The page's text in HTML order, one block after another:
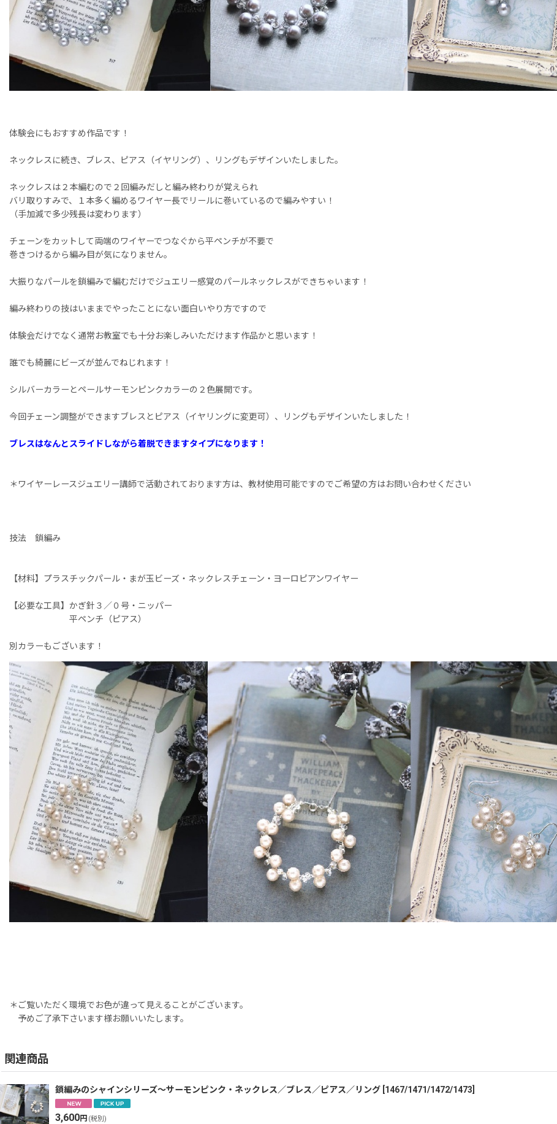
体験会にもおすすめ作品です！
ネックレスに続き、ブレス、ピアス（イヤリング）、リングもデザインいたしました。
ネックレスは２本編むので２回編みだしと編み終わりが覚えられ
バリ取りすみで、１本多く編めるワイヤー長でリールに巻いているので編みやすい！
（手加減で多少残長は変わります）
チェーンをカットして両端のワイヤーでつなぐから平ペンチが不要で
巻きつけるから編み目が気になりません。
大振りなパールを鎖編みで編むだけでジュエリー感覚のパールネックレスができちゃいます！
編み終わりの技はいままでやったことにない面白いやり方ですので
体験会だけでなく通常お教室でも十分お楽しみいただけます作品かと思います！
誰でも綺麗にビーズが並んでねじれます！
シルバーカラーとペールサーモンピンクカラーの２色展開です。
今回チェーン調整ができますブレスとピアス（イヤリングに変更可）、リングもデザインいたしました！
ブレスはなんとスライドしながら着脱できますタイプになります！
＊ワイヤーレースジュエリー講師で活動されております方は、教材使用可能ですのでご希望の方はお問い合わせください
技法 鎖編み
【材料】プラスチックパール・まが玉ビーズ・ネックレスチェーン・ヨーロピアンワイヤー
【必要な工具】かぎ針３／０号・ニッパー
平ペンチ（ピアス）
別カラーもございます！
＊ご覧いただく環境でお色が違って見えることがございます。
予めご了承下さいます様お願いいたします。
関連商品
鎖編みのシャインシリーズ〜サーモンピンク・ネックレス／ブレス／ピアス／リング 1467/1471/1472/1473
3,600円 (税別)